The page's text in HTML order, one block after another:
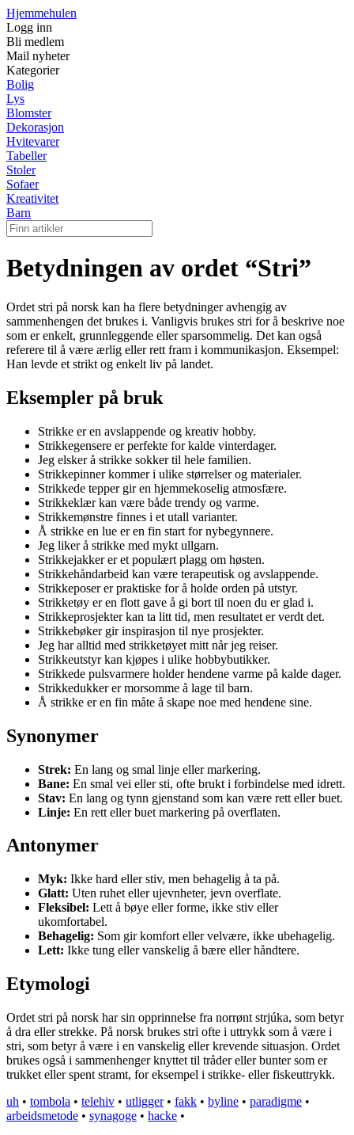
Hjemmehulen
Logg inn
Bli medlem
Mail nyheter
Kategorier
Bolig
Lys
Blomster
Dekorasjon
Hvitevarer
Tabeller
Stoler
Sofaer
Kreativitet
Barn
Betydningen av ordet “Stri”
Ordet stri på norsk kan ha flere betydninger avhengig av
sammenhengen det brukes i. Vanligvis brukes stri for å beskrive noe
som er enkelt, grunnleggende eller sparsommelig. Det kan også
referere til å være ærlig eller rett fram i kommunikasjon. Eksempel:
Han levde et strikt og enkelt liv på landet.
Eksempler på bruk
Strikke er en avslappende og kreativ hobby.
Strikkegensere er perfekte for kalde vinterdager.
Jeg elsker å strikke sokker til hele familien.
Strikkepinner kommer i ulike størrelser og materialer.
Strikkede tepper gir en hjemmekoselig atmosfære.
Strikkeklær kan være både trendy og varme.
Strikkemønstre finnes i et utall varianter.
Å strikke en lue er en fin start for nybegynnere.
Jeg liker å strikke med mykt ullgarn.
Strikkejakker er et populært plagg om høsten.
Strikkehåndarbeid kan være terapeutisk og avslappende.
Strikkeposer er praktiske for å holde orden på utstyr.
Strikketøy er en flott gave å gi bort til noen du er glad i.
Strikkeprosjekter kan ta litt tid, men resultatet er verdt det.
Strikkebøker gir inspirasjon til nye prosjekter.
Jeg har alltid med strikketøyet mitt når jeg reiser.
Strikkeutstyr kan kjøpes i ulike hobbybutikker.
Strikkede pulsvarmere holder hendene varme på kalde dager.
Strikkedukker er morsomme å lage til barn.
Å strikke er en fin måte å skape noe med hendene sine.
Synonymer
Strek: En lang og smal linje eller markering.
Bane: En smal vei eller sti, ofte brukt i forbindelse med idrett.
Stav: En lang og tynn gjenstand som kan være rett eller buet.
Linje: En rett eller buet markering på overflaten.
Antonymer
Myk: Ikke hard eller stiv, men behagelig å ta på.
Glatt: Uten ruhet eller ujevnheter, jevn overflate.
Fleksibel: Lett å bøye eller forme, ikke stiv eller
ukomfortabel.
Behagelig: Som gir komfort eller velvære, ikke ubehagelig.
Lett: Ikke tung eller vanskelig å bære eller håndtere.
Etymologi
Ordet stri på norsk har sin opprinnelse fra norrønt strjúka, som betyr
å dra eller strekke. På norsk brukes stri ofte i uttrykk som å være i
stri, som betyr å være i en vanskelig eller krevende situasjon. Ordet
brukes også i sammenhenger knyttet til tråder eller bunter som er
trukket eller spent stramt, for eksempel i strikke- eller fiskeuttrykk.
uh • tombola • telehiv • utligger• fakk • byline • paradigme •
arbeidsmetode • synagoge • hacke •